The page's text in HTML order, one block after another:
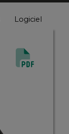
Logiciel